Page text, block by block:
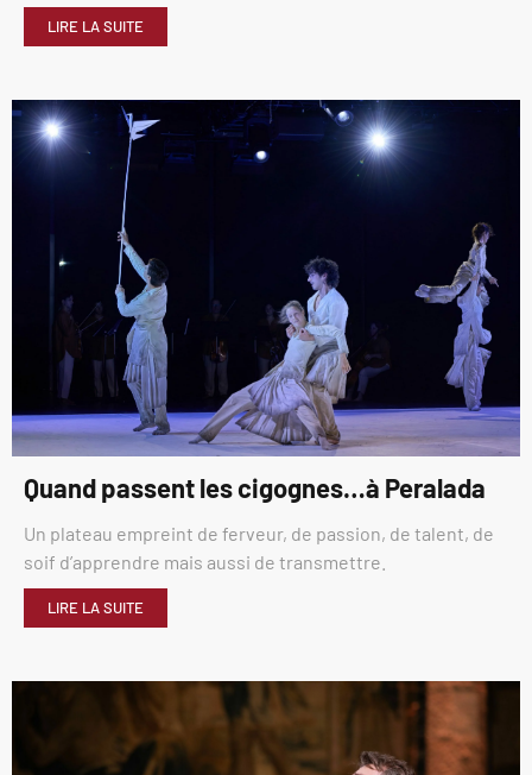
LIRE LA SUITE
Quand passent les cigognes…à Peralada
Un plateau empreint de ferveur, de passion, de talent, de
soif d’apprendre mais aussi de transmettre.
LIRE LA SUITE